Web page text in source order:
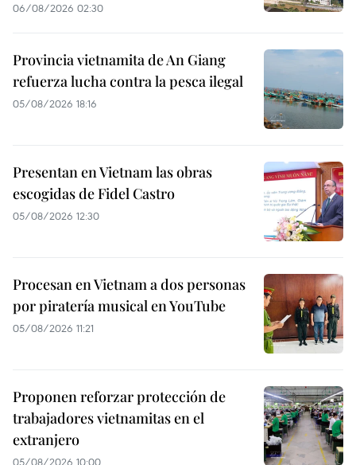
06/08/2026 02:30
Provincia vietnamita de An Giang
refuerza lucha contra la pesca ilegal
05/08/2026 18:16
Presentan en Vietnam las obras
escogidas de Fidel Castro
05/08/2026 12:30
Procesan en Vietnam a dos personas
por piratería musical en YouTube
05/08/2026 11:21
Proponen reforzar protección de
trabajadores vietnamitas en el
extranjero